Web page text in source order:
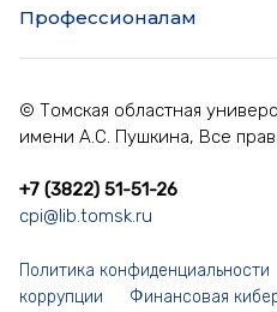
Быстров Иван
Годин Иван Семенович
Голещихин Петр
Гребенкин Петр
Профессионалам
© Томская областная
имени А.С. Пушкина, Все
+7 (3822) 51-51-26
cpi@lib.tomsk.ru
Политика конфиденциальности
коррупции
Финансовая